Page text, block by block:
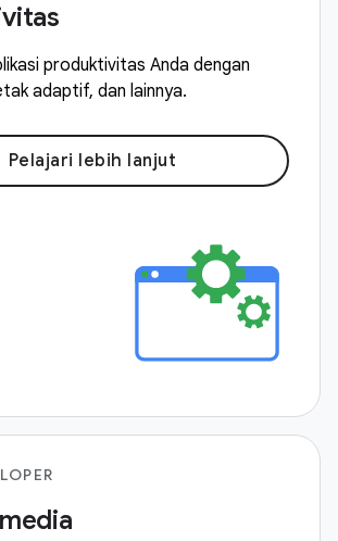
produktivitas Anda dengan
adaptif, dan lainnya.
Pelajari lebih lanjut